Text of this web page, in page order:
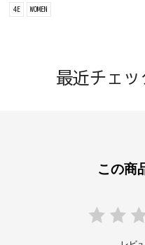
4E WOMEN
最近チェッ
この商